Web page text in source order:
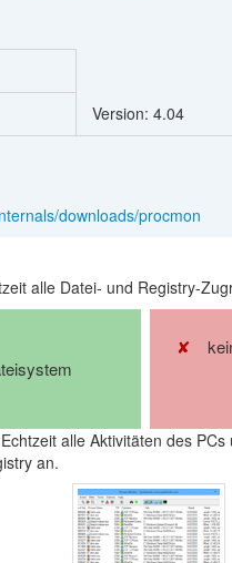
Version: 4.04
downloads/procmon
alle Datei- und Registry-
alle Aktivitäten des
an.